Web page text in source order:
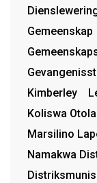
Gemeenskap
Kimberley
Koliswa Otola
Marsilino
Namakwa